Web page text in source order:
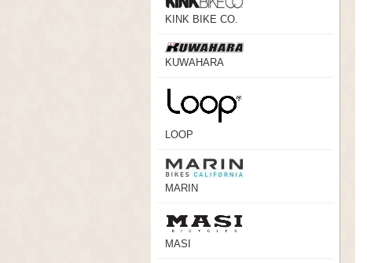
KINK BIKE CO.
KUWAHARA
LOOP
MARIN
MASI